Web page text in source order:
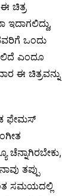
ಚಿತ್ರ
ಇದಾಗಲಿದ್ದು,
ಒಂದು
ಎಂದೂ
ಈ ಚಿತ್ರವನ್ನು
ಫೇಮಸ್
ಚೆನ್ನಾಗಿರಬೇಕು,
ತಪ್ಪು
ಸಮಯದಲ್ಲಿ